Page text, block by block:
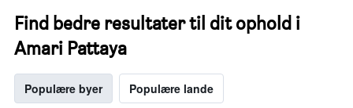
Find bedre resultater til dit ophold i
Amari Pattaya
Populære byer Populære lande